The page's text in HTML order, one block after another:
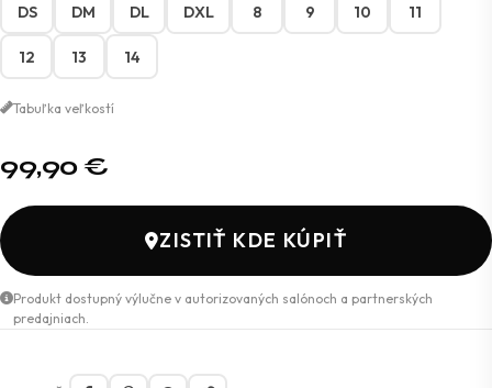
DS DM DL DXL 8 9 10 11
12 13 14
Tabuľka veľkostí
99,90 €
ZISTIŤ KDE KÚPIŤ
Produkt dostupný výlučne v autorizovaných salónoch a partnerských
predajniach.